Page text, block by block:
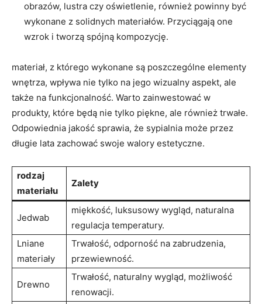
obrazów, lustra czy oświetlenie, również powinny być
wykonane z solidnych materiałów. Przyciągają one
wzrok i tworzą spójną kompozycję.
materiał, z którego wykonane są poszczególne elementy
wnętrza, wpływa nie tylko na jego wizualny aspekt, ale
także na funkcjonalność. Warto zainwestować w
produkty, które będą nie tylko piękne, ale również trwałe.
Odpowiednia jakość sprawia, że sypialnia może przez
długie lata zachować swoje walory estetyczne.
rodzaj
materiału
Zalety
Jedwab
miękkość, luksusowy wygląd, naturalna
regulacja temperatury.
Lniane
materiały
Trwałość, odporność na zabrudzenia,
przewiewność.
Drewno
Trwałość, naturalny wygląd, możliwość
renowacji.